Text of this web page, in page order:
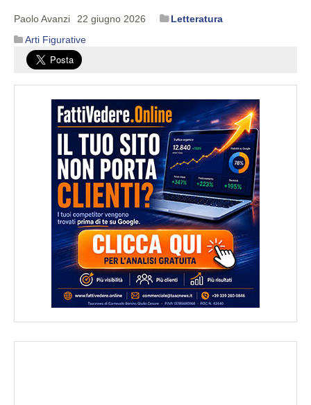
Paolo Avanzi 22 giugno 2026
Letteratura
Arti Figurative